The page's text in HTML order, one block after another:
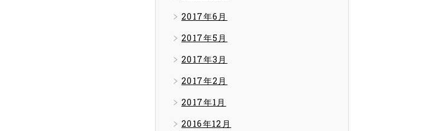
2017年6月
2017年5月
2017年3月
2017年2月
2017年1月
2016年12月